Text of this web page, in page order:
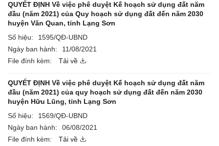
QUYẾT ĐỊNH Về việc phê duyệt Kế hoạch sử dụng đất năm
đầu (năm 2021) của Quy hoạch sử dụng đất đến năm 2030
huyện Văn Quan, tỉnh Lạng Sơn
Số hiệu:
1595/QĐ-UBND
Ngày ban hành:
11/08/2021
File đính kèm:
Tải về
QUYẾT ĐỊNH Về việc phê duyệt Kế hoạch sử dụng đất năm
đầu (năm 2021) của quy hoạch sử dụng đất đến năm 2030
huyện Hữu Lũng, tỉnh Lạng Sơn
Số hiệu:
1569/QĐ-UBND
Ngày ban hành:
06/08/2021
File đính kèm:
Tải về